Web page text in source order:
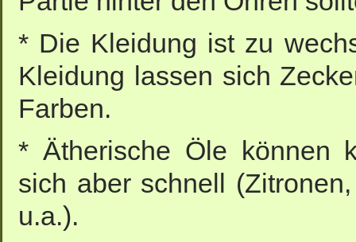
* Die Kleidung ist zu
Kleidung lassen sich
Farben.
* Ätherische Öle können
sich aber schnell
u.a.).